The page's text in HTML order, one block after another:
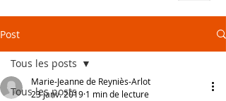
Post
Tous les posts
Tous les posts
Marie-Jeanne de Reyniès-Arlot
23 janv. 2019 1 min de lecture